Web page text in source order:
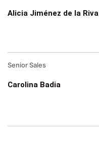
Alicia Jiménez de la Riva
Senior Sales
Carolina Badia